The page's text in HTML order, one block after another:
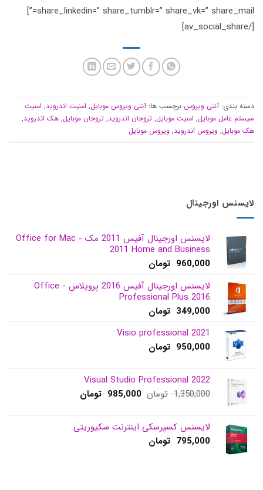
share_linkedin=” share_tumblr=” share_vk=” share_mail=”]
[/av_social_share]
دسته بندی: آنتی ویروس برچسب ها: آنتی ویروس موبایل, امنیت اندروید, امنیت
سیستم عامل موبایل, امنیت موبایل, تروجان اندروید, تروجان موبایل, هک اندروید,
هک موبایل, ویروس اندروید, ویروس موبایل
لایسنس اورجینال
لایسنس اورجینال آفیس 2011 مک - Office for Mac
2011 Home and Business
960,000 تومان
لایسنس اورجینال آفیس 2016 پروپلاس - Office
Professional Plus 2016
349,000 تومان
Visio professional 2021
950,000 تومان
Visual Studio Professional 2022
1,350,000 تومان قیمت
بود.
985,000 تومان
لایسنس کسپرسکی اینترنت سکیوریتی
795,000 تومان